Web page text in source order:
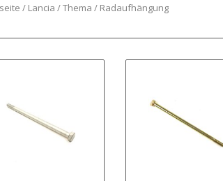
/ Lancia /Thema / Radaufhängung